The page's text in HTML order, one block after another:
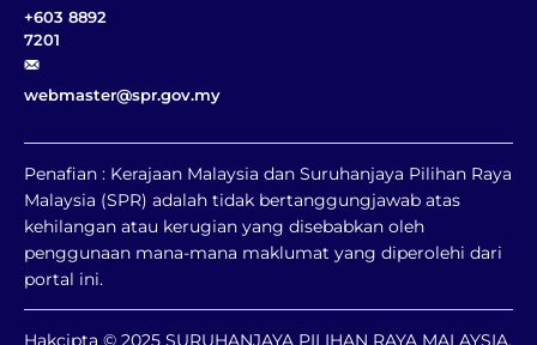
+603 8892
7201
webmaster@spr.gov.my
Penafian : Kerajaan Malaysia dan Suruhanjaya Pilihan Raya
Malaysia (SPR) adalah tidak bertanggungjawab atas
kehilangan atau kerugian yang disebabkan oleh
penggunaan mana-mana maklumat yang diperolehi dari
portal ini.
Hakcipta © 2025 SURUHANJAYA PILIHAN RAYA MALAYSIA.